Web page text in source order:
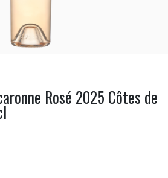
Rosé 2025 Côtes de